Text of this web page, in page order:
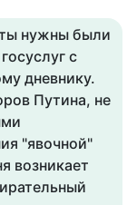
нужны были
с
дневнику.
Путина, не
"явочной"
возникает